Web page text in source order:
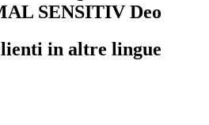
SENSITIV Deo
in altre lingue